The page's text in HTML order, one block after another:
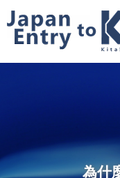
為什